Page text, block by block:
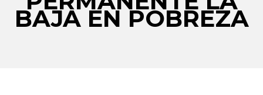
BAJA EN POBREZA